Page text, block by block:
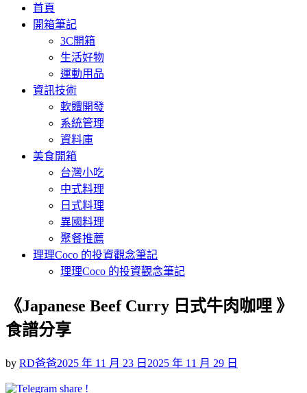
首頁
開箱筆記
3C開箱
生活好物
運動用品
資訊技術
軟體開發
系統管理
資料庫
美食開箱
台灣小吃
中式料理
日式料理
異國料理
聚餐推薦
理理Coco 的投資觀念筆記
理理Coco 的投資觀念筆記
《Japanese Beef Curry 日式牛肉咖哩 》
食譜分享
by RD爸爸Posted
on
2025 年 11 月 23 日 2025 年 11 月 29 日